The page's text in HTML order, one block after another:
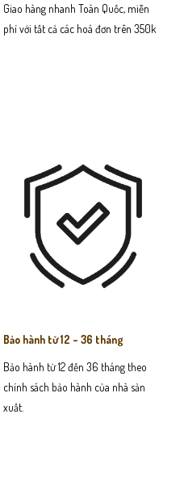
Giao hàng nhanh Toàn Quốc, miễn
phí với tất cả các hoá đơn trên 350k
Bảo hành từ 12 - 36 tháng
Bảo hành từ 12 đến 36 tháng theo
chính sách bảo hành của nhà sản
xuất.